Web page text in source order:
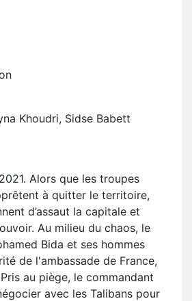
Khoudri, Sidse Babett
Alors que les troupes
à quitter le territoire,
d’assaut la capitale et
Au milieu du chaos, le
Bida et ses hommes
de l'ambassade de France,
au piège, le commandant
avec les Talibans pour